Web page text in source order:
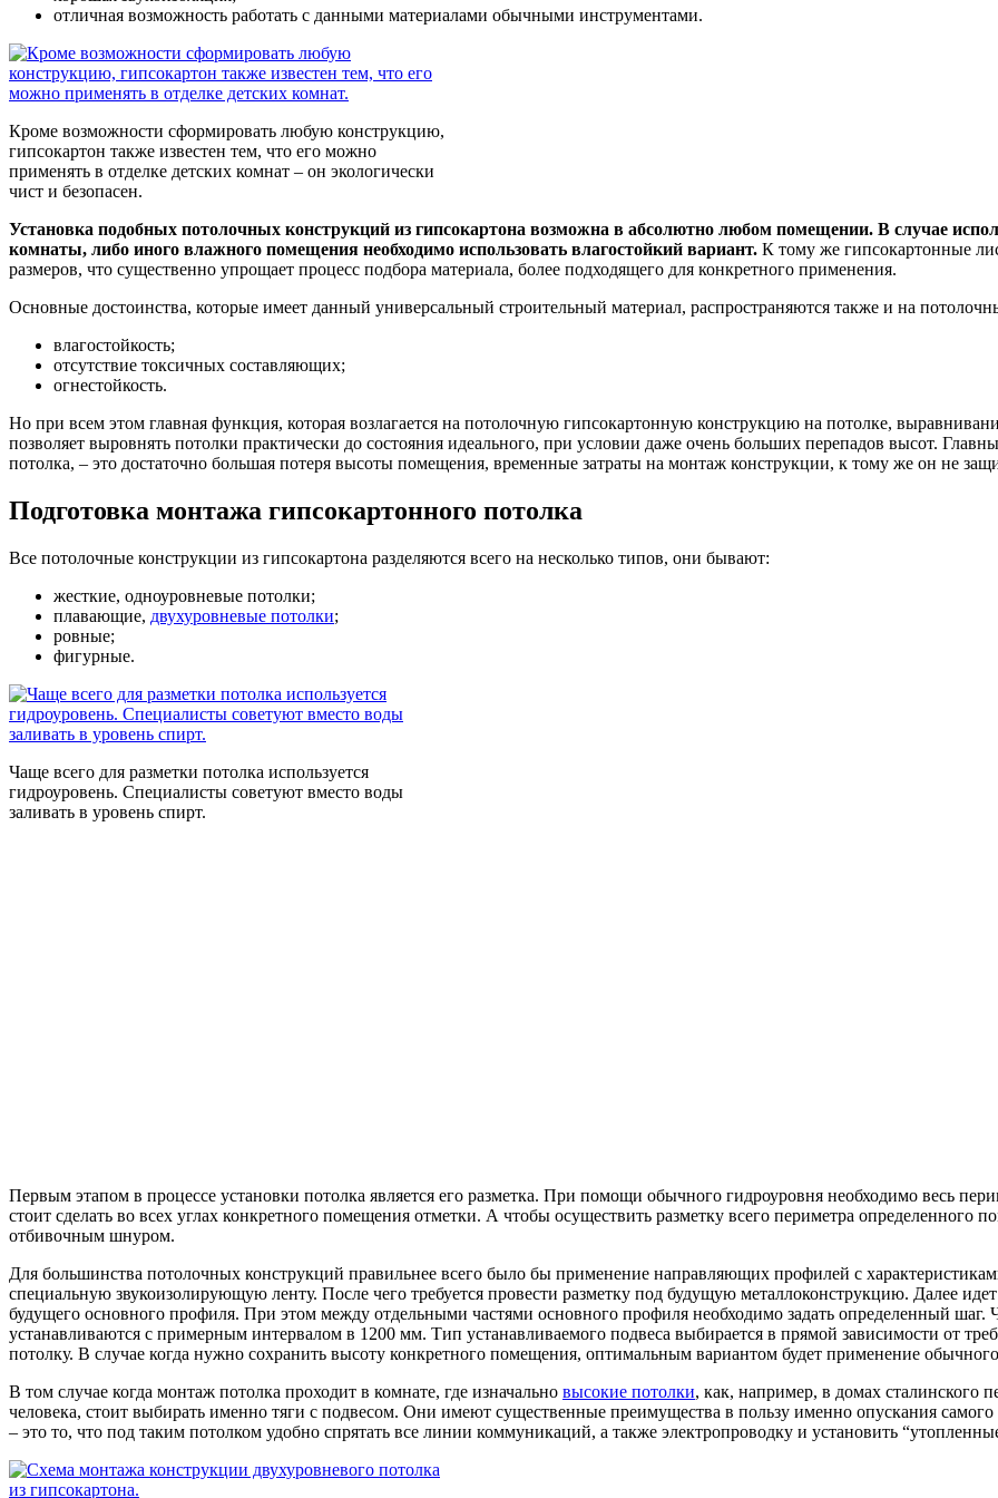
отличная возможность работать с данными материалами обычными инструментами.
Кроме возможности сформировать любую конструкцию,
гипсокартон также известен тем, что его можно
применять в отделке детских комнат – он экологически
чист и безопасен.
Установка подобных потолочных конструкций из гипсокартона возможна в абсолютно любом помещении. В случае
комнаты, либо иного влажного помещения необходимо использовать влагостойкий вариант. К тому же гипсокартонные
размеров, что существенно упрощает процесс подбора материала, более подходящего для конкретного применения.
Основные достоинства, которые имеет данный универсальный строительный материал, распространяются также и на
влагостойкость;
отсутствие токсичных составляющих;
огнестойкость.
Но при всем этом главная функция, которая возлагается на потолочную гипсокартонную конструкцию на потолке,
позволяет выровнять потолки практически до состояния идеального, при условии даже очень больших перепадов высот.
потолка, – это достаточно большая потеря высоты помещения, временные затраты на монтаж конструкции, к тому же он не
Подготовка монтажа гипсокартонного потолка
Все потолочные конструкции из гипсокартона разделяются всего на несколько типов, они бывают:
жесткие, одноуровневые потолки;
плавающие, двухуровневые потолки;
ровные;
фигурные.
Чаще всего для разметки потолка используется
гидроуровень. Специалисты советуют вместо воды
заливать в уровень спирт.
Первым этапом в процессе установки потолка является его разметка. При помощи обычного гидроуровня необходимо весь
стоит сделать во всех углах конкретного помещения отметки. А чтобы осуществить разметку всего периметра
отбивочным шнуром.
Для большинства потолочных конструкций правильнее всего было бы применение направляющих профилей с
специальную звукоизолирующую ленту. После чего требуется провести разметку под будущую металлоконструкцию. Далее
будущего основного профиля. При этом между отдельными частями основного профиля необходимо задать определенный
устанавливаются с примерным интервалом в 1200 мм. Тип устанавливаемого подвеса выбирается в прямой зависимости от
потолку. В случае когда нужно сохранить высоту конкретного помещения, оптимальным вариантом будет применение
В том случае когда монтаж потолка проходит в комнате, где изначально высокие потолки, как, например, в домах сталинского
человека, стоит выбирать именно тяги с подвесом. Они имеют существенные преимущества в пользу именно опускания
– это то, что под таким потолком удобно спрятать все линии коммуникаций, а также электропроводку и установить